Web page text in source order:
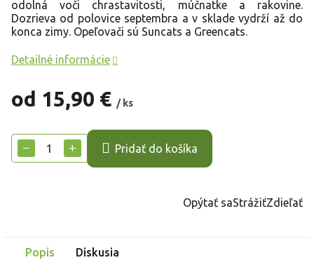
od 15,90 € / ks
cena:
+
− Pridať do košíka
odolná voči chrastavitosti, múčnatke a rakovine.
Dozrieva od polovice septembra a v sklade vydrží až do
konca zimy. Opeľovači sú Suncats a Greencats.
Detailné informácie
Opýtať saStrážiťZdieľať
Popis Diskusia